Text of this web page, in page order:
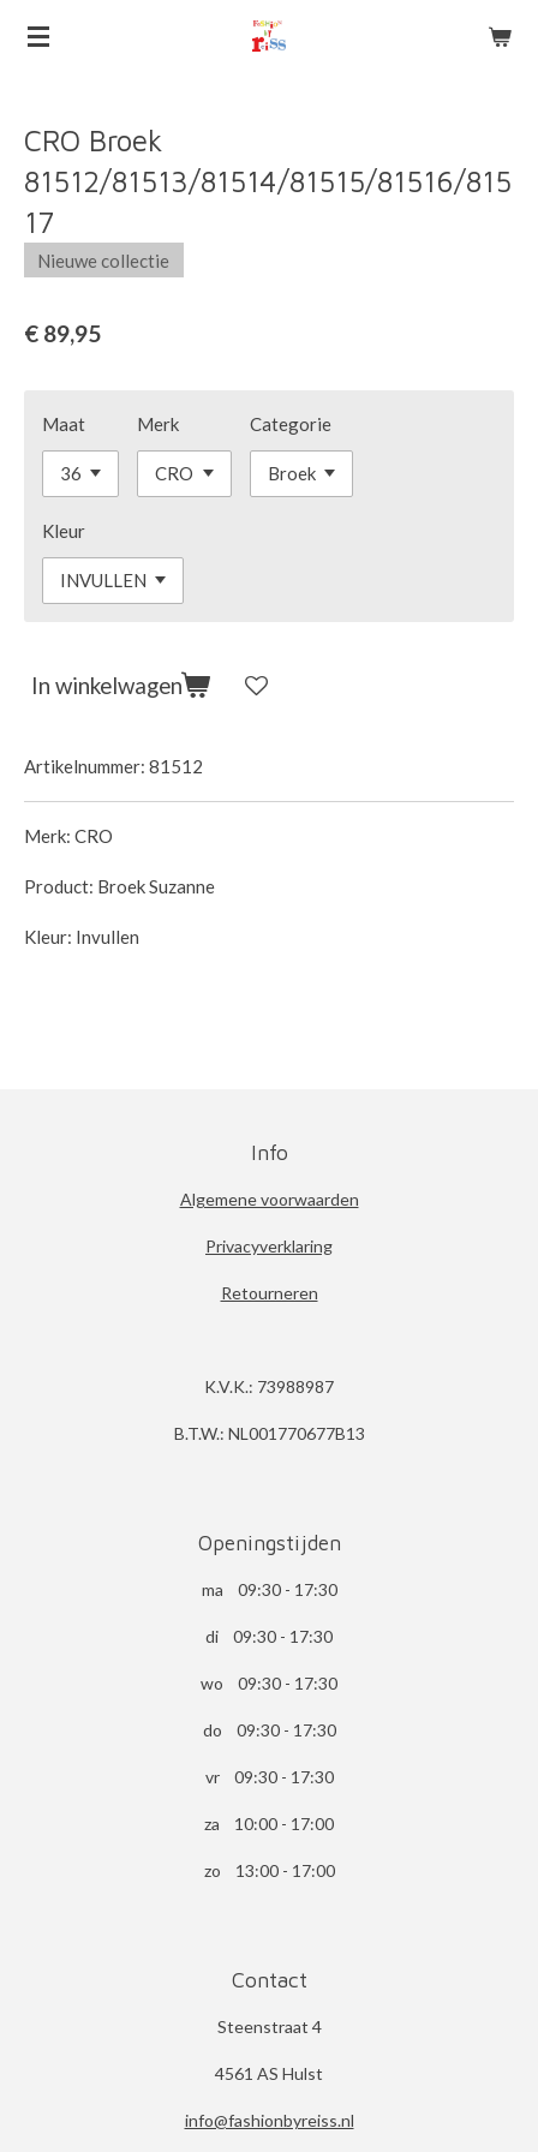
Ga
hoofdinhoud
CRO Broek
81512/81513/81514/81515/81516/815
17
Nieuwe collectie
€ 89,95
Maat Merk Categorie
Kleur
In winkelwagen
Artikelnummer: 81512
Merk: CRO
Product: Broek Suzanne
Kleur: Invullen
Info
Algemene voorwaarden
Privacyverklaring
Retourneren
K.V.K.: 73988987
B.T.W.: NL001770677B13
Openingstijden
ma 09:30 - 17:30
di 09:30 - 17:30
wo 09:30 - 17:30
do 09:30 - 17:30
vr 09:30 - 17:30
za 10:00 - 17:00
zo 13:00 - 17:00
Contact
Steenstraat 4
4561 AS Hulst
info@fashionbyreiss.nl